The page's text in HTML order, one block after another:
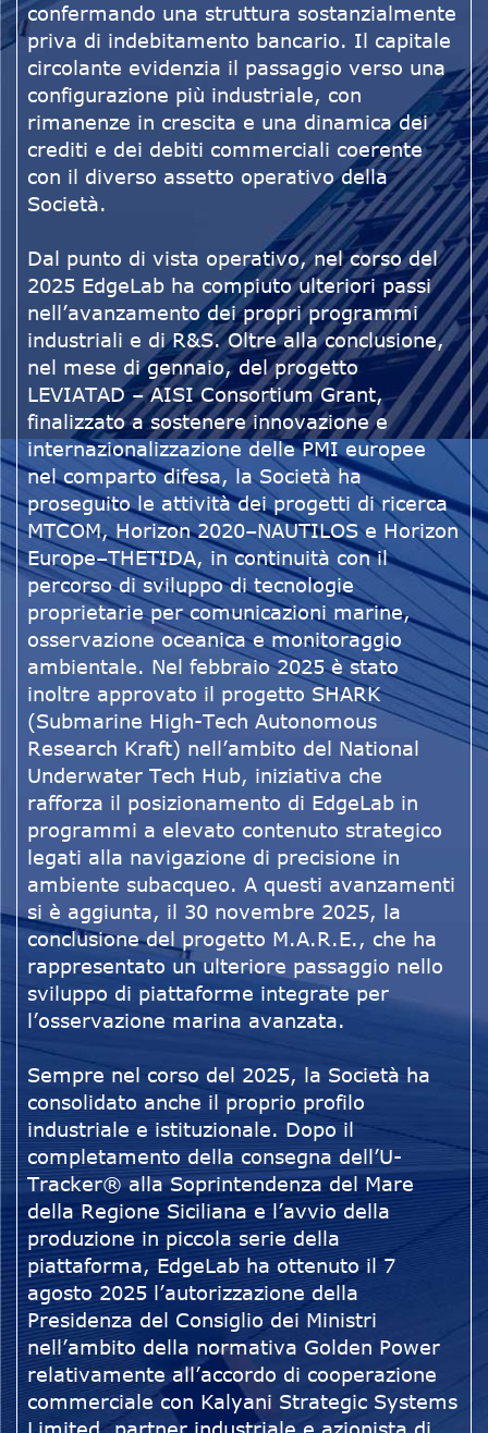
confermando una struttura sostanzialmente
priva di indebitamento bancario. Il capitale
circolante evidenzia il passaggio verso una
configurazione più industriale, con
rimanenze in crescita e una dinamica dei
crediti e dei debiti commerciali coerente
con il diverso assetto operativo della
Società.
Dal punto di vista operativo, nel corso del
2025 EdgeLab ha compiuto ulteriori passi
nell’avanzamento dei propri programmi
industriali e di R&S. Oltre alla conclusione,
nel mese di gennaio, del progetto
LEVIATAD – AISI Consortium Grant,
finalizzato a sostenere innovazione e
internazionalizzazione delle PMI europee
nel comparto difesa, la Società ha
proseguito le attività dei progetti di ricerca
MTCOM, Horizon 2020–NAUTILOS e Horizon
Europe–THETIDA, in continuità con il
percorso di sviluppo di tecnologie
proprietarie per comunicazioni marine,
osservazione oceanica e monitoraggio
ambientale. Nel febbraio 2025 è stato
inoltre approvato il progetto SHARK
(Submarine High-Tech Autonomous
Research Kraft) nell’ambito del National
Underwater Tech Hub, iniziativa che
rafforza il posizionamento di EdgeLab in
programmi a elevato contenuto strategico
legati alla navigazione di precisione in
ambiente subacqueo. A questi avanzamenti
si è aggiunta, il 30 novembre 2025, la
conclusione del progetto M.A.R.E., che ha
rappresentato un ulteriore passaggio nello
sviluppo di piattaforme integrate per
l’osservazione marina avanzata.
Sempre nel corso del 2025, la Società ha
consolidato anche il proprio profilo
industriale e istituzionale. Dopo il
completamento della consegna dell’U-
Tracker® alla Soprintendenza del Mare
della Regione Siciliana e l’avvio della
produzione in piccola serie della
piattaforma, EdgeLab ha ottenuto il 7
agosto 2025 l’autorizzazione della
Presidenza del Consiglio dei Ministri
nell’ambito della normativa Golden Power
relativamente all’accordo di cooperazione
commerciale con Kalyani Strategic Systems